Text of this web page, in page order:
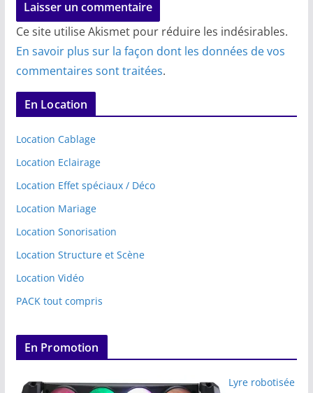
Ce site utilise Akismet pour réduire les indésirables.
En savoir plus sur la façon dont les données de vos
commentaires sont traitées.
En Location
Location Cablage
Location Eclairage
Location Effet spéciaux / Déco
Location Mariage
Location Sonorisation
Location Structure et Scène
Location Vidéo
PACK tout compris
En Promotion
Lyre robotisée